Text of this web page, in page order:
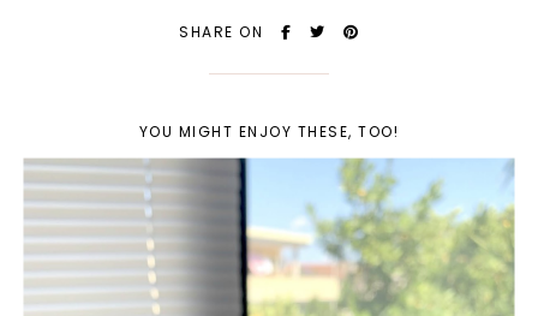
SHARE ON
YOU MIGHT ENJOY THESE, TOO!